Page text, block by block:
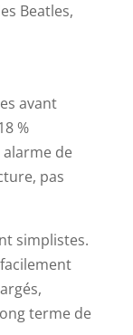
Beatles,
avant
%
de
pas
simplistes.
terme de